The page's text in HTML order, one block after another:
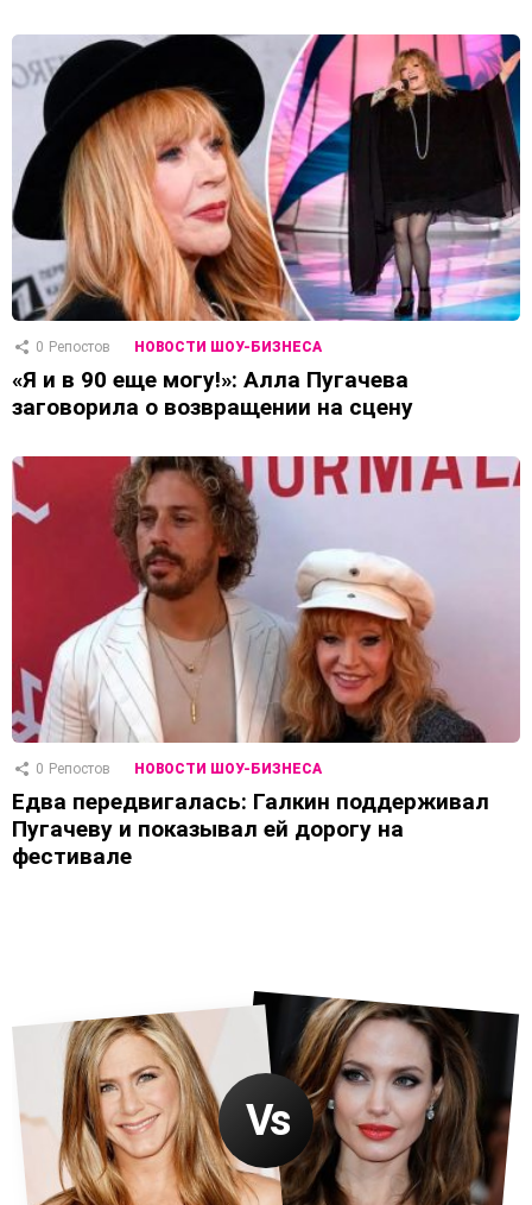
0 Репостов НОВОСТИ ШОУ-БИЗНЕСА
«Я и в 90 еще могу!»: Алла Пугачева
заговорила о возвращении на сцену
0 Репостов НОВОСТИ ШОУ-БИЗНЕСА
Едва передвигалась: Галкин поддерживал
Пугачеву и показывал ей дорогу на
фестивале